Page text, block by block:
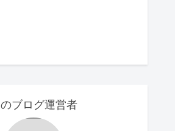
ブログ運営者